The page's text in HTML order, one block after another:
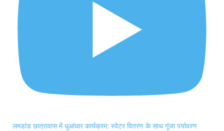
लमडांड छात्रावास में धुआंधार कार्यक्रम: स्वेटर वितरण के साथ गूंजा पर्यावरण